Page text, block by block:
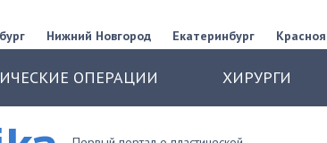
Нижний Новгород Екатеринбург
ОПЕРАЦИИ ХИРУРГИ